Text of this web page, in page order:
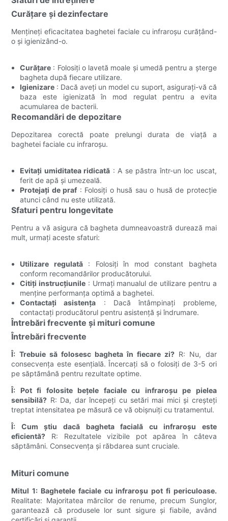
Curățare și dezinfectare
Mențineți eficacitatea baghetei faciale cu infraroșu curățând-
o și igienizând-o.
Curățare : Folosiți o lavetă moale și umedă pentru a șterge
bagheta după fiecare utilizare.
Igienizare : Dacă aveți un model cu suport, asigurați-vă că
baza este igienizată în mod regulat pentru a evita
acumularea de bacterii.
Recomandări de depozitare
Depozitarea corectă poate prelungi durata de viață a
baghetei faciale cu infraroșu.
Evitați umiditatea ridicată : A se păstra într-un loc uscat,
ferit de apă și umezeală.
Protejați de praf : Folosiți o husă sau o husă de protecție
atunci când nu este utilizată.
Sfaturi pentru longevitate
Pentru a vă asigura că bagheta dumneavoastră durează mai
mult, urmați aceste sfaturi:
Utilizare regulată: Folosiți în mod constant bagheta
conform recomandărilor producătorului.
Citiți instrucțiunile : Urmați manualul de utilizare pentru a
menține performanța optimă a baghetei.
Contactați asistența : Dacă întâmpinați probleme,
contactați producătorul pentru asistență și îndrumare.
Întrebări frecvente și mituri comune
Întrebări frecvente
Î: Trebuie să folosesc bagheta în fiecare zi? R: Nu, dar
consecvența este esențială. Încercați să o folosiți de 3-5 ori
pe săptămână pentru rezultate optime.
Î: Pot fi folosite bețele faciale cu infraroșu pe pielea
sensibilă? R: Da, dar începeți cu setări mai mici și creșteți
treptat intensitatea pe măsură ce vă obișnuiți cu tratamentul.
Î: Cum știu dacă bagheta facială cu infraroșu este
eficientă? R: Rezultatele vizibile pot apărea în câteva
săptămâni. Consecvența și răbdarea sunt cruciale.
Mituri comune
Mitul 1: Baghetele faciale cu infraroșu pot fi periculoase.
Realitate: Majoritatea mărcilor de renume, precum Sunglor,
garantează că produsele lor sunt sigure și fiabile, având